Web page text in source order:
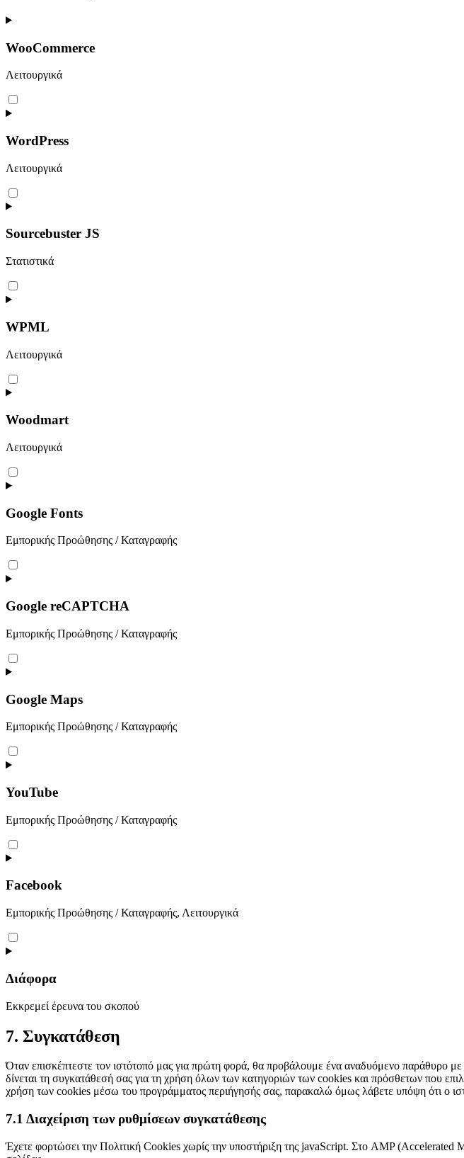
WooCommerce
Λειτουργικά
Consent
to
woocommerce
WordPress
Λειτουργικά
Consent
to
wordpress
Sourcebuster JS
Στατιστικά
Consent
to
sourcebuster-
js
WPML
Λειτουργικά
Consent
to
wpml
Woodmart
Λειτουργικά
Consent
to
woodmart
Google Fonts
Εμπορικής Προώθησης / Καταγραφής
Consent
to
google-
fonts
Google reCAPTCHA
Εμπορικής Προώθησης / Καταγραφής
Consent
to
google-
recaptcha
Google Maps
Εμπορικής Προώθησης / Καταγραφής
Consent
to
google-
maps
YouTube
Εμπορικής Προώθησης / Καταγραφής
Consent
to
youtube
Facebook
Εμπορικής Προώθησης / Καταγραφής, Λειτουργικά
Consent
to
facebook
Διάφορα
Εκκρεμεί έρευνα του σκοπού
Consent
to
Διάφορα
7. Συγκατάθεση
Όταν επισκέπτεστε τον ιστότοπό μας για πρώτη φορά, θα προβάλουμε ένα αναδυόμενο παράθυρο
δίνεται τη συγκατάθεσή σας για τη χρήση όλων των κατηγοριών των cookies και πρόσθετων που
χρήση των cookies μέσω του προγράμματος περιήγησής σας, παρακαλώ όμως λάβετε υπόψη ότι ο
7.1 Διαχείριση των ρυθμίσεων συγκατάθεσης
Έχετε φορτώσει την Πολιτική Cookies χωρίς την υποστήριξη της javaScript. Στο AMP (Accelerated